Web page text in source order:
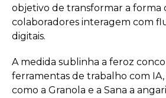
objetivo de transformar a forma
colaboradores interagem com
digitais.
A medida sublinha a feroz
ferramentas de trabalho com
como a Granola e a Sana a